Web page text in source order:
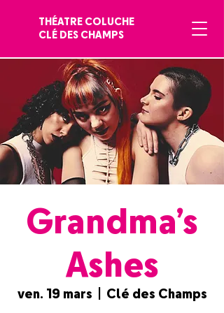
THÉATRE COLUCHE
CLÉ DES CHAMPS
Grandma’s
Ashes
ven. 19 mars Clé des Champs